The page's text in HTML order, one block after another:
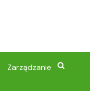
Zarządzanie